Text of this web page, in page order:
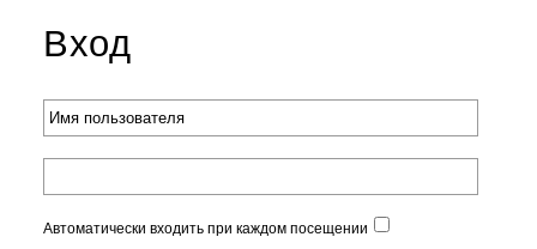
Вход
Автоматически входить при каждом посещении